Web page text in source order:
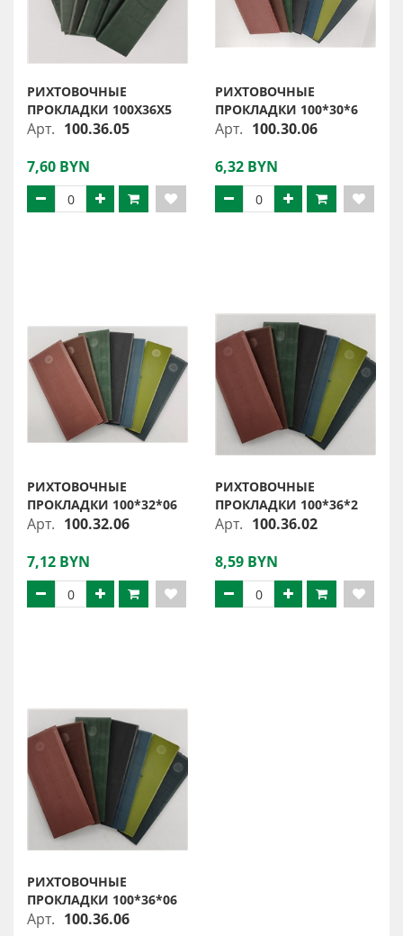
РИХТОВОЧНЫЕ
ПРОКЛАДКИ 100Х36Х5
Арт. 100.36.05
7,60 BYN
РИХТОВОЧНЫЕ
ПРОКЛАДКИ 100*30*6
Арт. 100.30.06
6,32 BYN
РИХТОВОЧНЫЕ
ПРОКЛАДКИ 100*32*06
Арт. 100.32.06
7,12 BYN
РИХТОВОЧНЫЕ
ПРОКЛАДКИ 100*36*2
Арт. 100.36.02
8,59 BYN
РИХТОВОЧНЫЕ
ПРОКЛАДКИ 100*36*06
Арт. 100.36.06